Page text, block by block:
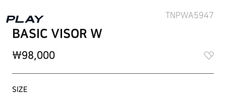
TNPWA5947
BASIC VISOR W
\98,000
SIZE